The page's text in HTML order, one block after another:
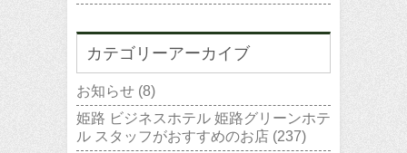
カテゴリーアーカイブ
お知らせ (8)
姫路 ビジネスホテル 姫路グリーンホテ
ル スタッフがおすすめのお店 (237)